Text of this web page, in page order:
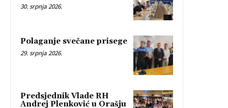
30. srpnja 2026.
Polaganje svečane prisege
29. srpnja 2026.
Predsjednik Vlade RH
Andrej Plenković u Orašju